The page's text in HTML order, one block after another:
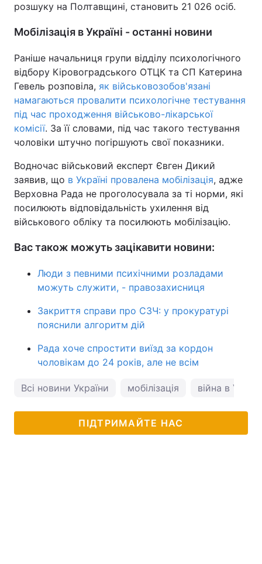
розшуку на Полтавщині, становить 21 026 осіб.
Мобілізація в Україні - останні новини
Раніше начальниця групи відділу психологічного
відбору Кіровоградського ОТЦК та СП Катерина
Гевель розповіла, як військовозобов'язані
намагаються провалити психологічне тестування
під час проходження військово-лікарської
комісії. За її словами, під час такого тестування
чоловіки штучно погіршують свої показники.
Водночас військовий експерт Євген Дикий
заявив, що в Україні провалена мобілізація, адже
Верховна Рада не проголосувала за ті норми, які
посилюють відповідальність ухилення від
військового обліку та посилюють мобілізацію.
Вас також можуть зацікавити новини:
Люди з певними психічними розладами
можуть служити, - правозахисниця
Закриття справи про СЗЧ: у прокуратурі
пояснили алгоритм дій
Рада хоче спростити виїзд за кордон
чоловікам до 24 років, але не всім
Всі новини України мобілізація війна в
ПІДТРИМАЙТЕ НАС